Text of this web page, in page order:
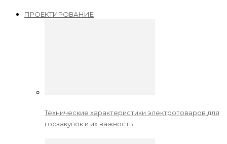
ПРОЕКТИРОВАНИЕ
Технические характеристики электротоваров для
госзакупок и их важность